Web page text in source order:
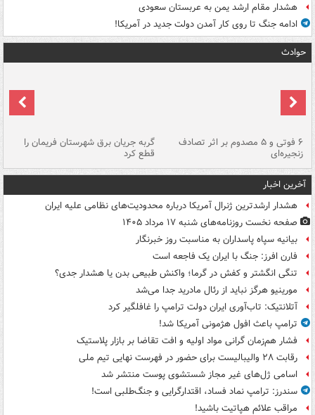
هشدار مقام ارشد یمن به عربستان سعودی
ادامه جنگ تا روی کار آمدن دولت جدید در آمریکا!
حوادث
۶ فوتی و ۵ مصدوم بر اثر تصادف
زنجیره‌ای
گربه جریان برق شهرستان فریمان را
قطع کرد
آخرین اخبار
هشدار ارشدترین ژنرال آمریکا درباره محدودیت‌های نظامی علیه ایران
صفحه نخست روزنامه‌های شنبه ۱۷ مرداد ۱۴۰۵
بیانیه سپاه پاسداران به مناسبت روز خبرنگار
فارن افرز: جنگ با ایران یک فاجعه است
تنگی انگشتر و کفش در گرما؛ واکنش طبیعی بدن یا هشدار جدی؟
مورینیو هرگز نباید از رئال مادرید جدا می‌شد
آتلانتیک: تاب‌آوری ایران دولت ترامپ را غافلگیر کرد
ترامپ باعث افول هژمونی آمریکا شد!
فشار هم‌زمان گرانی مواد اولیه و افت تقاضا بر بازار پلاستیک
رقابت ۲۸ والیبالیست برای حضور در فهرست نهایی تیم ملی
اسامی ژل‌های غیر مجاز شستشوی پوست منتشر شد
سندرز: ترامپ نماد فساد، اقتدارگرایی و جنگ‌طلبی است!
مراقب علائم هپاتیت باشید!